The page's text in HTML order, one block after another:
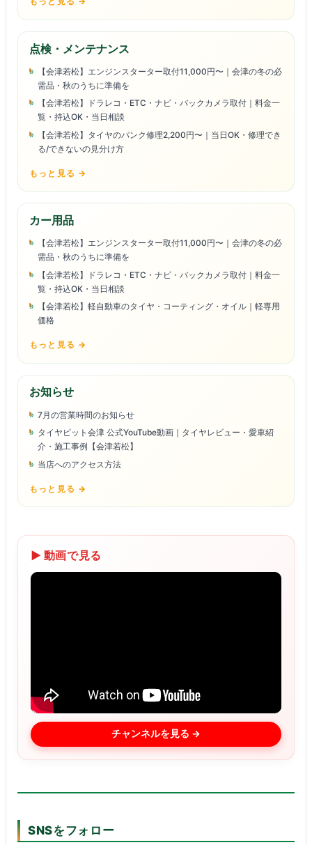
点検・メンテナンス
【会津若松】エンジンスターター取付11,000円〜｜会津の冬の必
需品・秋のうちに準備を
【会津若松】ドラレコ・ETC・ナビ・バックカメラ取付｜料金一
覧・持込OK・当日相談
【会津若松】タイヤのパンク修理2,200円〜｜当日OK・修理でき
る/できないの見分け方
もっと見る →
カー用品
【会津若松】エンジンスターター取付11,000円〜｜会津の冬の必
需品・秋のうちに準備を
【会津若松】ドラレコ・ETC・ナビ・バックカメラ取付｜料金一
覧・持込OK・当日相談
【会津若松】軽自動車のタイヤ・コーティング・オイル｜軽専用
価格
もっと見る →
お知らせ
7月の営業時間のお知らせ
タイヤピット会津 公式YouTube動画｜タイヤレビュー・愛車紹
介・施工事例【会津若松】
当店へのアクセス方法
もっと見る →
SNSをフォロー
▶ 動画で見る
チャンネルを見る →